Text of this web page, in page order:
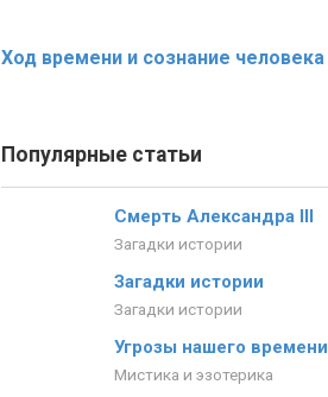
Ход времени и сознание человека
Популярные статьи
Смерть Александра III
Загадки истории
Загадки истории
Загадки истории
Угрозы нашего времени
Мистика и эзотерика